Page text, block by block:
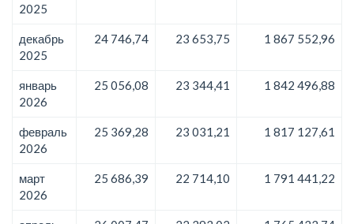
2025
декабрь
2025
24 746,74 23 653,75 1 867 552,96
январь
2026
25 056,08 23 344,41 1 842 496,88
февраль
2026
25 369,28 23 031,21 1 817 127,61
март
2026
25 686,39 22 714,10 1 791 441,22